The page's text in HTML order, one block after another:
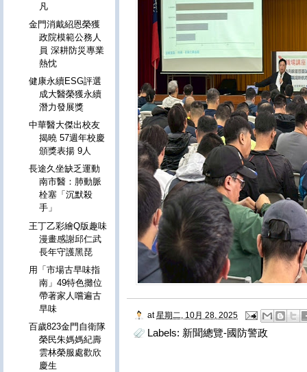
at 星期二, 10月 28, 2025
Labels: 新聞總覽-國防警政
凡
金門消戴紹恩榮獲
政院模範公務人
員 深耕防災專業
熱忱
健康永續ESG評選
成大醫榮獲永續
潛力發展獎
中華醫大傑出校友
揭曉 57週年校慶
頒獎表揚 9人
長途久坐缺乏運動
南市醫：肺動脈
栓塞「沉默殺
手」
王丁乙彩繪Q版趣味
漫畫感謝邱仁武
長年守護黑琵
用「市場古早味指
南」49特色攤位
帶著家人嚐遍古
早味
百歲823金門自衛隊
榮民朱媽媽紀壽
雲林榮服處歡欣
慶生